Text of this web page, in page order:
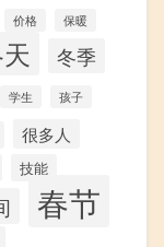
价格 保暖
冬季
学生 孩子
很多人
技能
春节